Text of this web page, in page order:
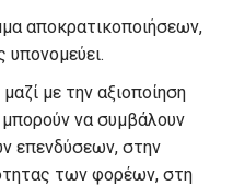
αποκρατικοποιήσεων,
υπονομεύει.
με την αξιοποίηση
μπορούν να συμβάλουν
επενδύσεων, στην
των φορέων, στη